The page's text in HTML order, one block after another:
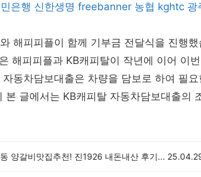
은행 신한생명 freebanner 농협 kghtc 광
해피피플이 함께 기부금 전달식을 진행
해피피플과 KB캐피탈이 작년에 이어 이
동차담보대출은 차량을 담보로 하여 필
본 글에서는 KB캐피탈 자동차담보대출의
양갈비맛집추천! 진1926 내돈내산 후기...